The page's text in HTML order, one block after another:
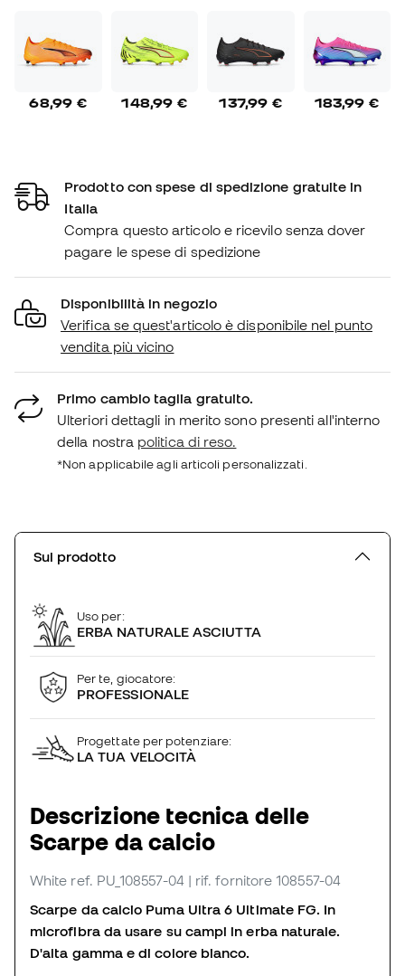
68,99 € 148,99 € 137,99 € 183,99 €
Prodotto con spese di spedizione gratuite in
Italia
Compra questo articolo e ricevilo senza dover
pagare le spese di spedizione
Disponibilità in negozio
Verifica se quest'articolo è disponibile nel punto
vendita più vicino
Primo cambio taglia gratuito.
Ulteriori dettagli in merito sono presenti all'interno
della nostra politica di reso.
*Non applicabile agli articoli personalizzati.
Sul prodotto
Uso per:
ERBA NATURALE ASCIUTTA
Per te, giocatore:
PROFESSIONALE
Progettate per potenziare:
LA TUA VELOCITÀ
Descrizione tecnica delle
Scarpe da calcio
White ref. PU_108557-04 | rif. fornitore 108557-04
Scarpe da calcio Puma Ultra 6 Ultimate FG. In
microfibra da usare su campi in erba naturale.
D'alta gamma e di colore bianco.